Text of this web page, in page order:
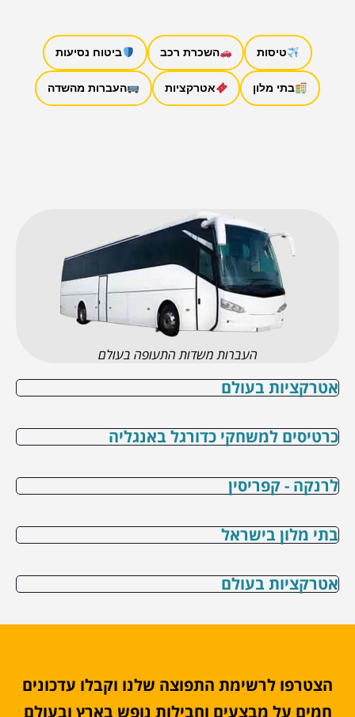
טיסות השכרת רכב ביטוח נסיעות
בתי מלון אטרקציות העברות מהשדה
העברות משדות התעופה בעולם
אטרקציות בעולם
כרטיסים למשחקי כדורגל באנגליה
לרנקה - קפריסין
בתי מלון בישראל
אטרקציות בעולם
הצטרפו לרשימת התפוצה שלנו וקבלו עדכונים
חמים על מבצעים וחבילות נופש בארץ ובעולם